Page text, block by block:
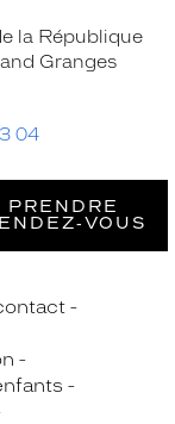
la République
Granges
04
PRENDRE